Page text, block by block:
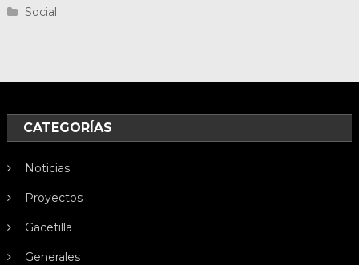
Social
CATEGORÍAS
Noticias
Proyectos
Gacetilla
Generales